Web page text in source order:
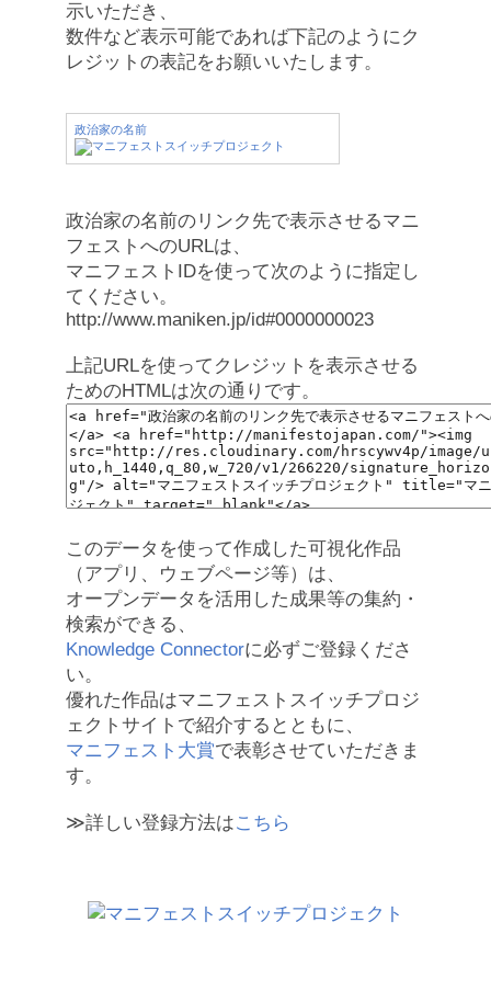
示いただき、
数件など表示可能であれば下記のようにク
レジットの表記をお願いいたします。
政治家の名前
政治家の名前のリンク先で表示させるマニ
フェストへのURLは、
マニフェストIDを使って次のように指定し
てください。
http://www.maniken.jp/id#0000000023
上記URLを使ってクレジットを表示させる
ためのHTMLは次の通りです。
このデータを使って作成した可視化作品
（アプリ、ウェブページ等）は、
オープンデータを活用した成果等の集約・
検索ができる、
Knowledge Connectorに必ずご登録くださ
い。
優れた作品はマニフェストスイッチプロジ
ェクトサイトで紹介するとともに、
マニフェスト大賞で表彰させていただきま
す。
≫詳しい登録方法はこちら